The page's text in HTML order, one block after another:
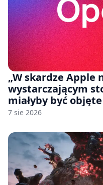
„W skardze Apple
wystarczającym
miałyby być
handlowej”.
7 sie 2026